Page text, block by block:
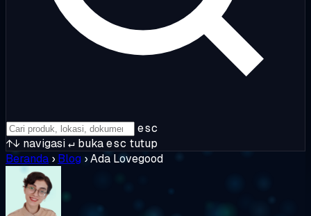
esc
↑↓ navigasi↵ bukaesc tutup
Beranda › Blog ›Ada Lovegood